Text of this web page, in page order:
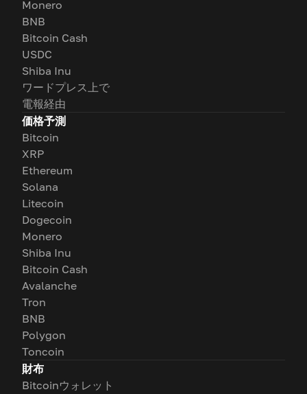
Monero
BNB
Bitcoin Cash
USDC
Shiba Inu
ワードプレス上で
電報経由
価格予測
Bitcoin
XRP
Ethereum
Solana
Litecoin
Dogecoin
Monero
Shiba Inu
Bitcoin Cash
Avalanche
Tron
BNB
Polygon
Toncoin
財布
Bitcoinウォレット